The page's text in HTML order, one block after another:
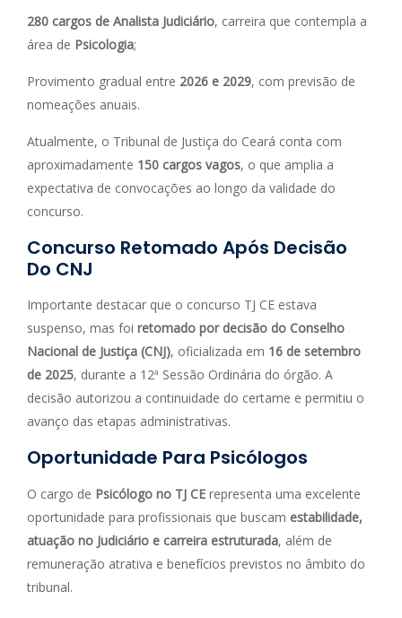
280 cargos de Analista Judiciário, carreira que contempla a
área de Psicologia;
Provimento gradual entre 2026 e 2029, com previsão de
nomeações anuais.
Atualmente, o Tribunal de Justiça do Ceará conta com
aproximadamente 150 cargos vagos, o que amplia a
expectativa de convocações ao longo da validade do
concurso.
Concurso Retomado Após Decisão
Do CNJ
Importante destacar que o concurso TJ CE estava
suspenso, mas foi retomado por decisão do Conselho
Nacional de Justiça (CNJ), oficializada em 16 de setembro
de 2025, durante a 12ª Sessão Ordinária do órgão. A
decisão autorizou a continuidade do certame e permitiu o
avanço das etapas administrativas.
Oportunidade Para Psicólogos
O cargo de Psicólogo no TJ CE representa uma excelente
oportunidade para profissionais que buscam estabilidade,
atuação no Judiciário e carreira estruturada, além de
remuneração atrativa e benefícios previstos no âmbito do
tribunal.